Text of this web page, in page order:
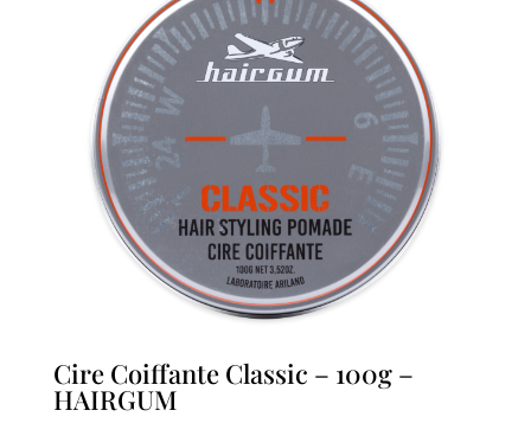
Cire Coiffante Classic – 100g –
HAIRGUM